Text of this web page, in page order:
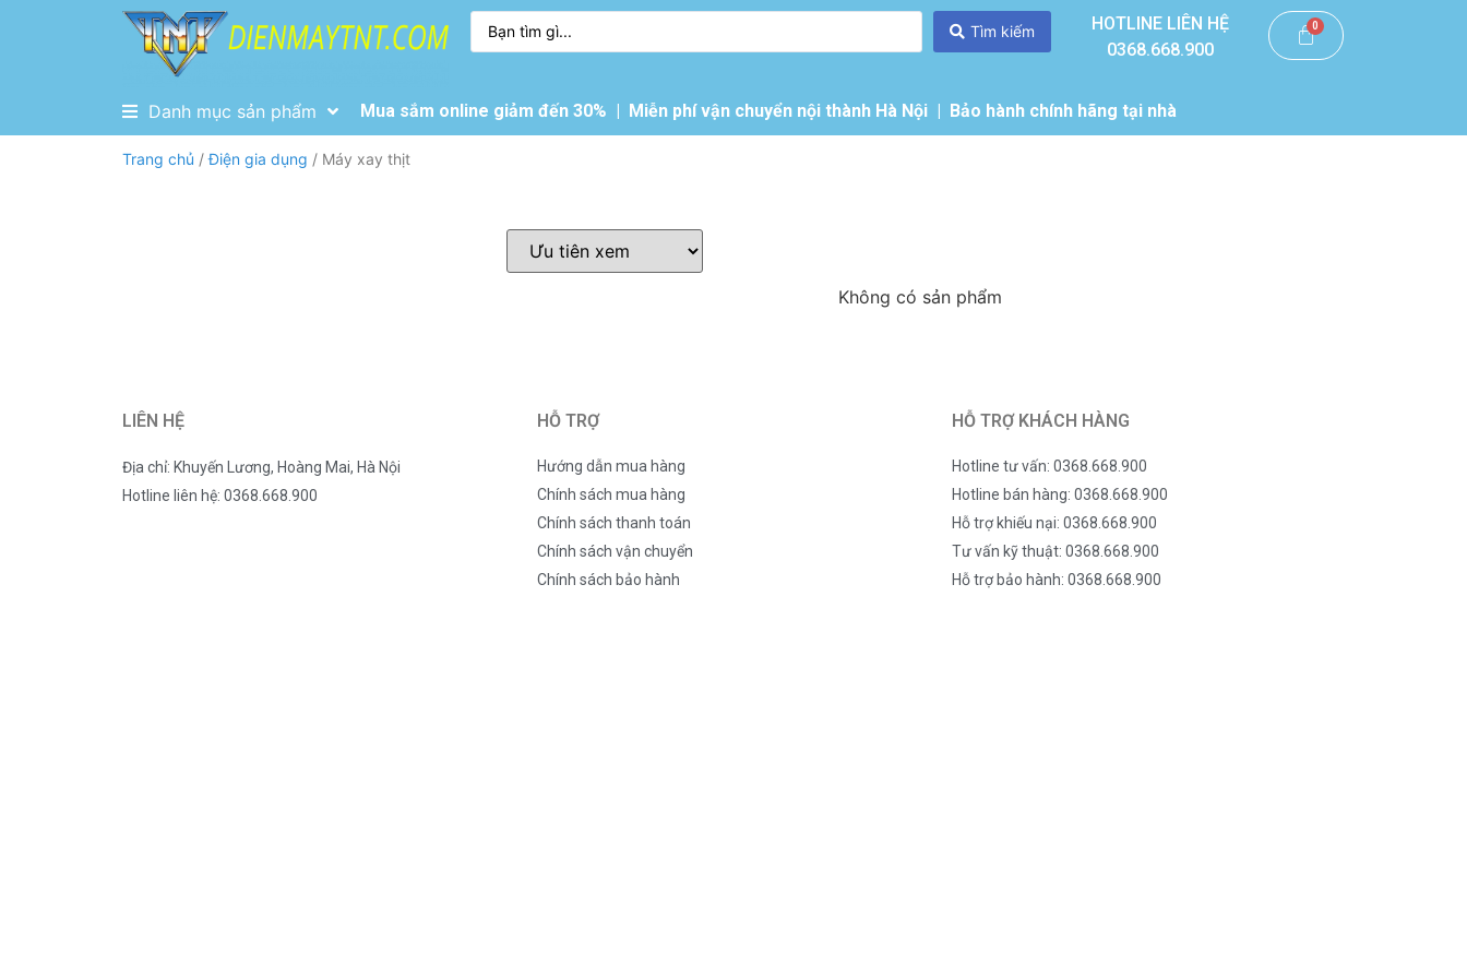
Tìm kiếm
HOTLINE LIÊN HỆ
0368.668.900
Danh mục sản phẩm Mua sắm online giảm đến 30% | Miễn phí vận chuyển nội thành Hà Nội | Bảo hành chính hãng tại nhà
Trang chủ /Điện gia dụng / Máy xay thịt
Không có sản phẩm
LIÊN HỆ
Địa chỉ: Khuyến Lương, Hoàng Mai, Hà Nội
Hotline liên hệ: 0368.668.900
HỖ TRỢ
Hướng dẫn mua hàng
Chính sách mua hàng
Chính sách thanh toán
Chính sách vận chuyển
Chính sách bảo hành
HỖ TRỢ KHÁCH HÀNG
Hotline tư vấn: 0368.668.900
Hotline bán hàng: 0368.668.900
Hỗ trợ khiếu nại: 0368.668.900
Tư vấn kỹ thuật: 0368.668.900
Hỗ trợ bảo hành: 0368.668.900